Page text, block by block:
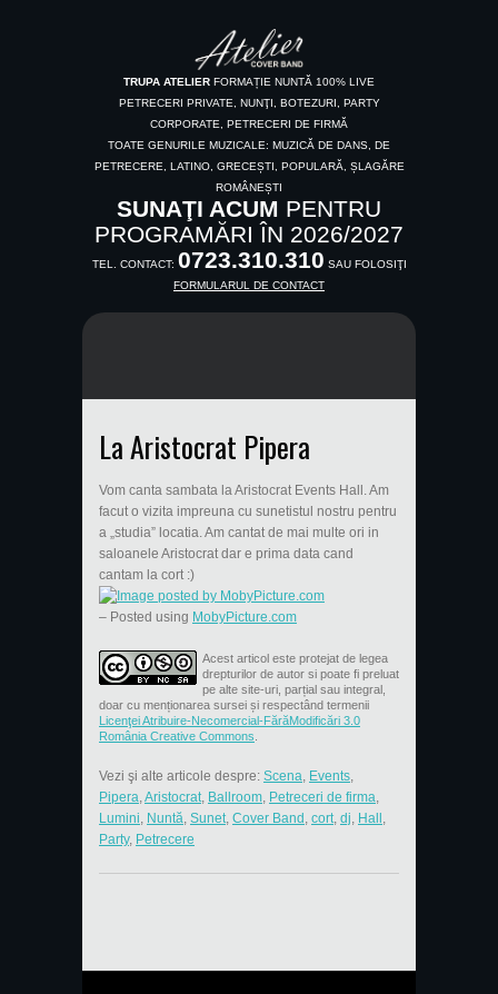
TRUPA ATELIER FORMAȚIE NUNTĂ 100% LIVE
PETRECERI PRIVATE, NUNŢI, BOTEZURI, PARTY
CORPORATE, PETRECERI DE FIRMĂ
TOATE GENURILE MUZICALE: MUZICĂ DE DANS, DE
PETRECERE, LATINO, GRECEȘTI, POPULARĂ, ȘLAGĂRE
ROMÂNEȘTI
SUNAŢI ACUM PENTRU
PROGRAMĂRI ÎN 2026/2027
TEL. CONTACT: 0723.310.310 SAU FOLOSIŢI
FORMULARUL DE CONTACT
La Aristocrat Pipera
Vom canta sambata la Aristocrat Events Hall. Am
facut o vizita impreuna cu sunetistul nostru pentru
a „studia” locatia. Am cantat de mai multe ori in
saloanele Aristocrat dar e prima data cand
cantam la cort :)
– Posted using MobyPicture.com
Acest articol este protejat de legea
drepturilor de autor si poate fi preluat
pe alte site-uri, parțial sau integral,
doar cu menționarea sursei și respectând termenii
Licenţei Atribuire-Necomercial-FărăModificări 3.0
România Creative Commons
Vezi şi alte articole despre: Scena Events
Pipera Aristocrat Ballroom Petreceri de firma
Lumini Nuntă Sunet Cover Band cort dj Hall
Party, Petrecere